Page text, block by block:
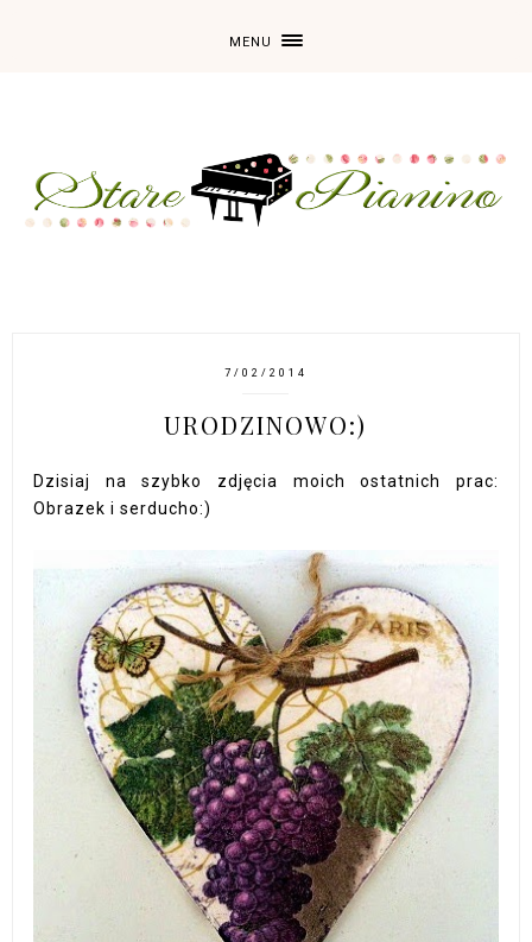
MENU
7/02/2014
URODZINOWO:)
Dzisiaj na szybko zdjęcia moich ostatnich prac:
Obrazek i serducho:)